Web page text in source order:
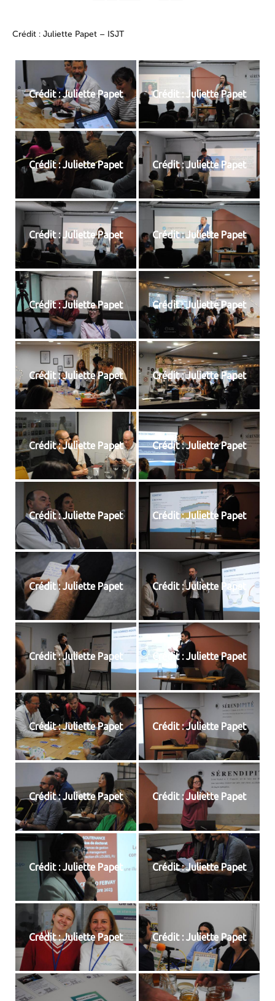
Crédit : Juliette Papet – ISJT
Crédit : Juliette Papet Crédit : Juliette Papet
Crédit : Juliette Papet Crédit : Juliette Papet
Crédit : Juliette Papet Crédit : Juliette Papet
Crédit : Juliette Papet Crédit : Juliette Papet
Crédit : Juliette Papet Crédit : Juliette Papet
Crédit : Juliette Papet Crédit : Juliette Papet
Crédit : Juliette Papet Crédit : Juliette Papet
Crédit : Juliette Papet Crédit : Juliette Papet
Crédit : Juliette Papet Crédit : Juliette Papet
Crédit : Juliette Papet Crédit : Juliette Papet
Crédit : Juliette Papet Crédit : Juliette Papet
Crédit : Juliette Papet Crédit : Juliette Papet
Crédit : Juliette Papet Crédit : Juliette Papet